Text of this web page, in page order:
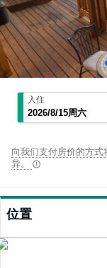
向我们支付房价的方
异。
入住
2026/8/15周六
位置